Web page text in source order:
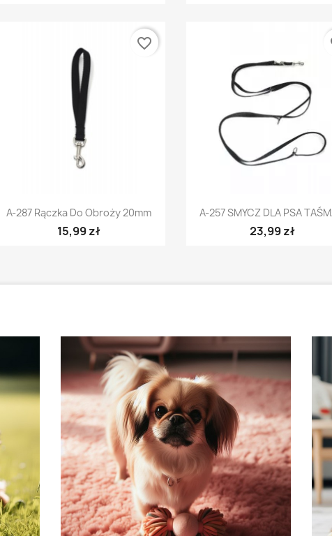
Szybki podgląd
A-287 Rączka Do Obroży 20mm
15,99 zł
favorite_border
Szybki podgląd
A-257 SMYCZ DLA PSA
23,99 zł